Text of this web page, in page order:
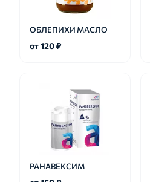
ОБЛЕПИХИ МАСЛО
от 120 ₽
РАНАВЕКСИМ